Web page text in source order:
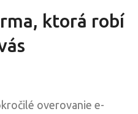
ktorá robí
overovanie e-